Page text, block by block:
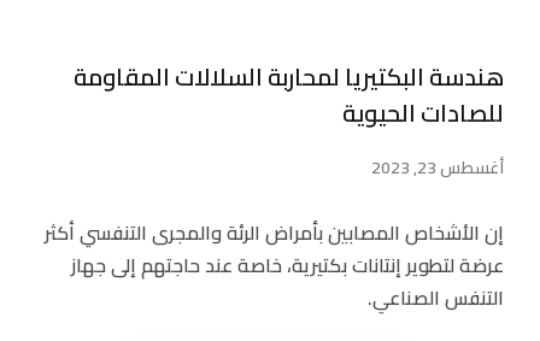
هندسة البكتيريا لمحاربة السلالات المقاومة
للصادات الحيوية
أغسطس 23, 2023
إن الأشخاص المصابين بأمراض الرئة والمجرى التنفسي أكثر
عرضة لتطوير إنتانات بكتيرية، خاصة عند حاجتهم إلى جهاز
التنفس الصناعي.